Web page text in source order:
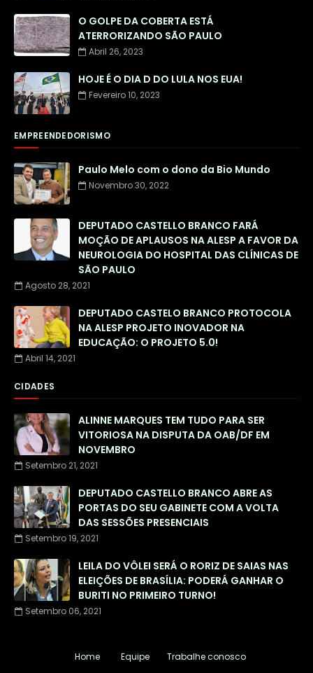
O GOLPE DA COBERTA ESTÁ
ATERRORIZANDO SÃO PAULO
Abril 26, 2023
HOJE É O DIA D DO LULA NOS EUA!
Fevereiro 10, 2023
EMPREENDEDORISMO
Paulo Melo com o dono da Bio Mundo
Novembro 30, 2022
DEPUTADO CASTELLO BRANCO FARÁ
MOÇÃO DE APLAUSOS NA ALESP A FAVOR DA
NEUROLOGIA DO HOSPITAL DAS CLÍNICAS DE
SÃO PAULO
Agosto 28, 2021
DEPUTADO CASTELO BRANCO PROTOCOLA
NA ALESP PROJETO INOVADOR NA
EDUCAÇÃO: O PROJETO 5.0!
Abril 14, 2021
CIDADES
ALINNE MARQUES TEM TUDO PARA SER
VITORIOSA NA DISPUTA DA OAB/DF EM
NOVEMBRO
Setembro 21, 2021
DEPUTADO CASTELLO BRANCO ABRE AS
PORTAS DO SEU GABINETE COM A VOLTA
DAS SESSÕES PRESENCIAIS
Setembro 19, 2021
LEILA DO VÔLEI SERÁ O RORIZ DE SAIAS NAS
ELEIÇÕES DE BRASÍLIA: PODERÁ GANHAR O
BURITI NO PRIMEIRO TURNO!
Setembro 06, 2021
Home Equipe Trabalhe conosco